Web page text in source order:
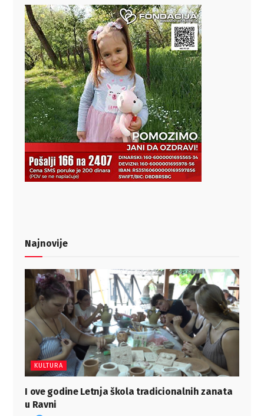
Najnovije
KULTURA
I ove godine Letnja škola tradicionalnih zanata
u Ravni